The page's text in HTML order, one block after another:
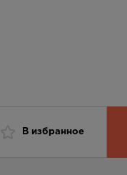
В избранное